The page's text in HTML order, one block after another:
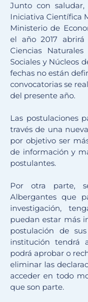
Junto con
Iniciativa Científica
Ministerio de
el año 2017
Ciencias
Sociales y Núcleos
fechas no están
convocatorias se
del presente año.
Las postulaciones
través de una
por objetivo ser
de información y
postulantes.
Por otra parte,
Albergantes que
investigación,
puedan estar más
postulación de
institución tendrá
podrá aprobar o
eliminar las
acceder en todo
que son parte.